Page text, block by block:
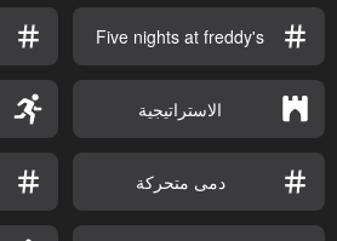
Five nights at freddy's
الاستراتيجية
دمى متحركة